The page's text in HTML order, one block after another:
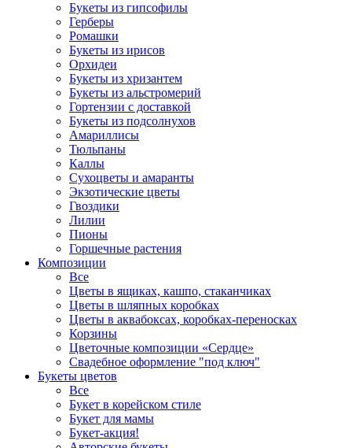
Букеты из гипсофилы
Герберы
Ромашки
Букеты из ирисов
Орхидеи
Букеты из хризантем
Букеты из альстромерий
Гортензии с доставкой
Букеты из подсолнухов
Амариллисы
Тюльпаны
Каллы
Сухоцветы и амаранты
Экзотические цветы
Гвоздики
Лилии
Пионы
Горшечные растения
Композиции
Все
Цветы в ящиках, кашпо, стаканчиках
Цветы в шляпных коробках
Цветы в аквабоксах, коробках-переносках
Корзины
Цветочные композиции «Сердце»
Свадебное оформление "под ключ"
Букеты цветов
Все
Букет в корейском стиле
Букет для мамы
Букет-акция!